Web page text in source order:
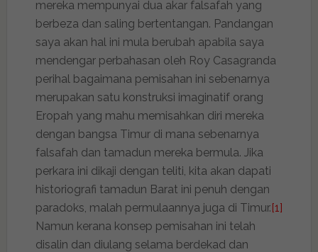
mereka mempunyai dua akar falsafah yang
berbeza dan saling bertentangan. Pandangan
saya akan hal ini mula berubah apabila saya
mendengar perbahasan oleh Roy Casagranda
perihal bagaimana pemisahan ini sebenarnya
merupakan satu konstruksi imaginatif orang
Eropah yang mahu memisahkan diri mereka
dengan bangsa Timur di mana sebenarnya
falsafah dan tamadun mereka bermula. Jika
perkara ini dikaji dengan teliti, kita akan dapati
historiografi tamadun Barat ini penuh dengan
paradoks, malah permulaannya juga di Timur.[1]
Namun kerana konsep pemisahan ini telah
disalin dan diulang selama berdekad dan